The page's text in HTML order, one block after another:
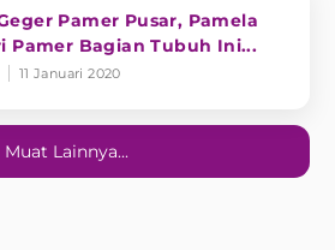
Pamer Pusar, Pamela
Pamer Bagian Tubuh Ini...
11 Januari 2020
Muat Lainnya...